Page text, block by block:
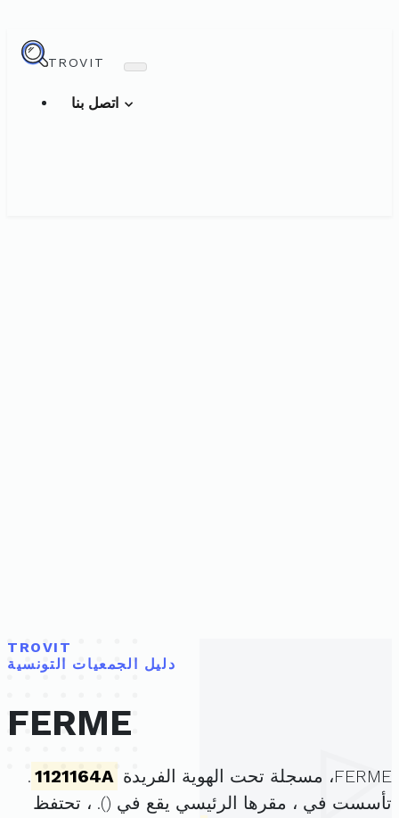
TROVIT
TROVIT
دليل الجمعيات التونسية
FERME
FERME، مسجلة تحت الهوية الفريدة 1121164A
.
تأسست في ، مقرها الرئيسي يقع في (). ، تحتفظ